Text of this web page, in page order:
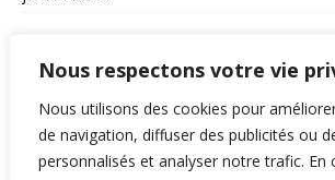
Nous respectons votre vie
Nous utilisons des cookies pour
de navigation, diffuser des publicités ou
personnalisés et analyser notre trafic. En
La vie du site
A propos et contact
Politique de confidentialité